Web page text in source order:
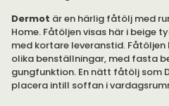
Dermot är en härlig fåtölj med
Home. Fåtöljen visas här i beige
med kortare leveranstid.
olika benställningar, med fasta
gungfunktion. En nätt fåtölj som
placera intill soffan i